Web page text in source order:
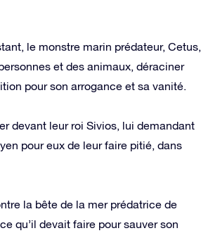
le monstre marin prédateur, Cetus,
et des animaux, déraciner
pour son arrogance et sa vanité.
devant leur roi Sivios, lui demandant
pour eux de leur faire pitié, dans
la bête de la mer prédatrice de
qu’il devait faire pour sauver son